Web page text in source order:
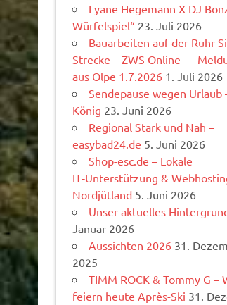
Lyane Hegemann X DJ
Würfelspiel“ 23. Juli 2026
Bauarbeiten auf der Ruhr-
Strecke – ZWS Online —
aus Olpe 1.7.2026 1. Juli 2026
Sendepause wegen Urlaub
König 23. Juni 2026
Regional Stark und Nah –
easybad24.de 5. Juni 2026
Shop-esc.de – Lokale
IT‑Unterstützung &
Nordjütland 5. Juni 2026
Unser aktuelles
Januar 2026
Aussichten 2026 31.
2025
TIMM ROCK & Tommy G –
feiern heute Après-Ski 31.